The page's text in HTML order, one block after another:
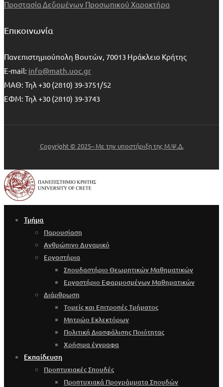
Προστασία Δεδομένων Προσωπικού Χαρακτήρα
Επικοινωνία
Πανεπιστημιούπολη Βουτών, 70013 Ηράκλειο Κρήτης
E-mail: info@math.uoc.gr
ΜΑΘ: Τηλ +30 (2810) 39-3751/52
ΕΦΜ: Τηλ +30 (2810) 39-3743
Copyright © 2025– Με την υποστήριξη της Μ.Ψ.Δ.
Τμήμα
Παρουσίαση
Ανθρώπινο Δυναμικό
Εργαστήρια
Σπουδαστήριο Θεωρητικών Μαθηματικών
Εργαστήριο Εφαρμοσμένων Μαθηματικών
Διάρθρωση
Τομείς και Επιτροπές Τμήματος
Μητρώο Εκλεκτόρων
Πολιτική Διασφάλισης Ποιότητας
Χρήσιμα έγγραφα
Εκπαίδευση
Προπτυχιακές Σπουδές
Προπτυχιακά Προγράμματα Σπουδών